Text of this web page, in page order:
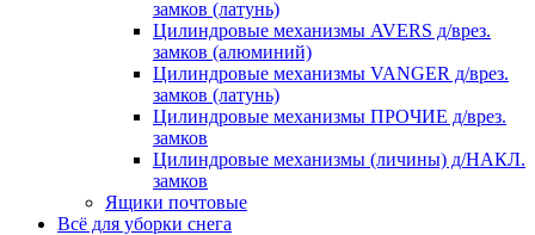
замков (латунь)
Цилиндровые механизмы AVERS д/врез.
замков (алюминий)
Цилиндровые механизмы VANGER д/врез.
замков (латунь)
Цилиндровые механизмы ПРОЧИЕ д/врез.
замков
Цилиндровые механизмы (личины) д/НАКЛ.
замков
Ящики почтовые
Всё для уборки снега